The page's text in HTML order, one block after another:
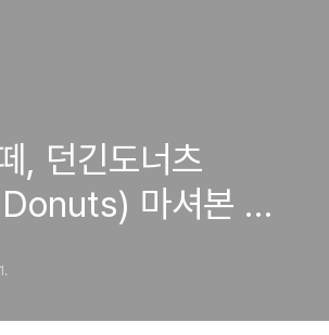
, 던긴도너츠
마셔본 따